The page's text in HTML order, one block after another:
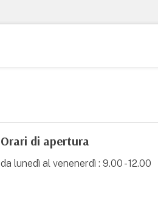
Orari di apertura
da lunedì al venenerdì : 9.00 - 12.00